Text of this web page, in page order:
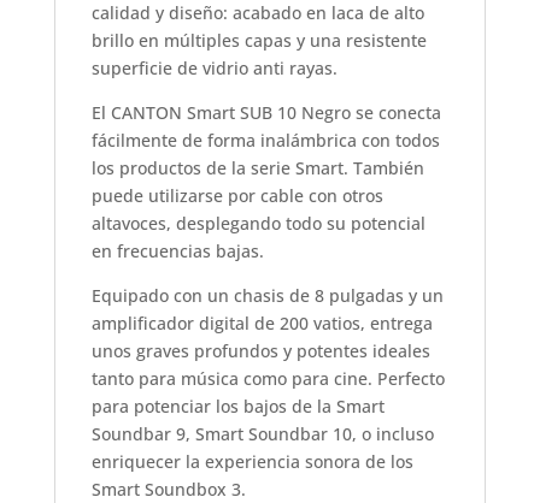
calidad y diseño: acabado en laca de alto
brillo en múltiples capas y una resistente
superficie de vidrio anti rayas.
El CANTON Smart SUB 10 Negro se conecta
fácilmente de forma inalámbrica con todos
los productos de la serie Smart. También
puede utilizarse por cable con otros
altavoces, desplegando todo su potencial
en frecuencias bajas.
Equipado con un chasis de 8 pulgadas y un
amplificador digital de 200 vatios, entrega
unos graves profundos y potentes ideales
tanto para música como para cine. Perfecto
para potenciar los bajos de la Smart
Soundbar 9, Smart Soundbar 10, o incluso
enriquecer la experiencia sonora de los
Smart Soundbox 3.